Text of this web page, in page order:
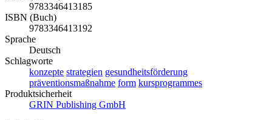
9783346413185
ISBN (Buch)
9783346413192
Sprache
Deutsch
Schlagworte
konzepte strategien gesundheitsförderung
präventionsmaßnahme form kursprogrammes
Produktsicherheit
GRIN Publishing GmbH